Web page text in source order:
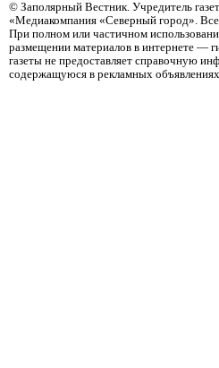
© Заполярный Вестник. Учредитель
«Медиакомпания «Северный город».
При полном или частичном
размещении материалов в интернете —
газеты не предоставляет справочную
содержащуюся в рекламных